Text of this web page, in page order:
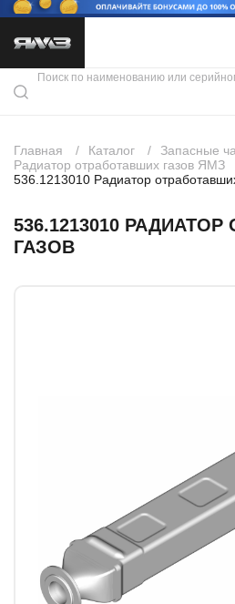
Каталог продукции
Скидки
Контакты
Главная Каталог
Запасные
Радиатор отработавших газов ЯМЗ
536.1213010 Радиатор
536.1213010
ГАЗОВ